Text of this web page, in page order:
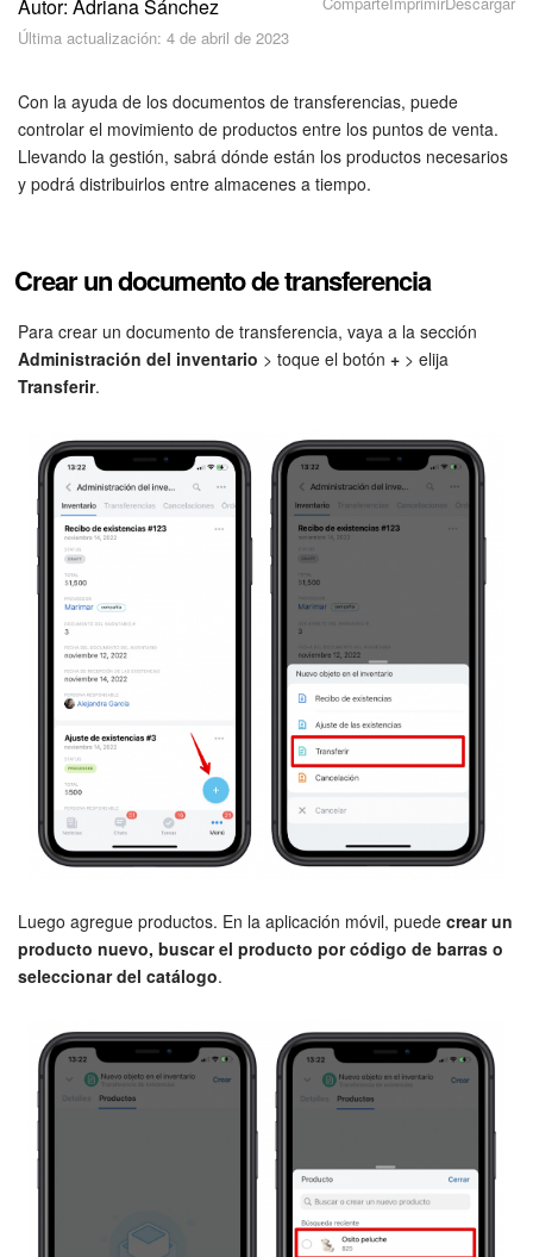
Seguridad
Cómo empezar
Feed
Calendario
Webmail
Grupos de trabajo
Tareas y proyectos
CoPilot - IA en Bitrix24
CRM
Reserva
Contact center
CRM Analytics
Bitrix24 Market
CRM + Online store
Autor: Adriana Sánchez
Última actualización: 4 de abril de 2023
Con la ayuda de los documentos de transferencias, puede
controlar el movimiento de productos entre los puntos de venta.
Llevando la gestión, sabrá dónde están los productos necesarios
y podrá distribuirlos entre almacenes a tiempo.
Crear un documento de transferencia
Para crear un documento de transferencia, vaya a la sección
Administración del inventario > toque el botón + > elija
Transferir.
Luego agregue productos. En la aplicación móvil, puede crear un
producto nuevo, buscar el producto por código de barras o
seleccionar del catálogo.